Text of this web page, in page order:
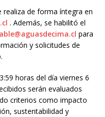
de forma íntegra en
. Además, se habilitó el
para
y solicitudes de
horas del día viernes 6
serán evaluados
criterios como impacto
sustentabilidad y